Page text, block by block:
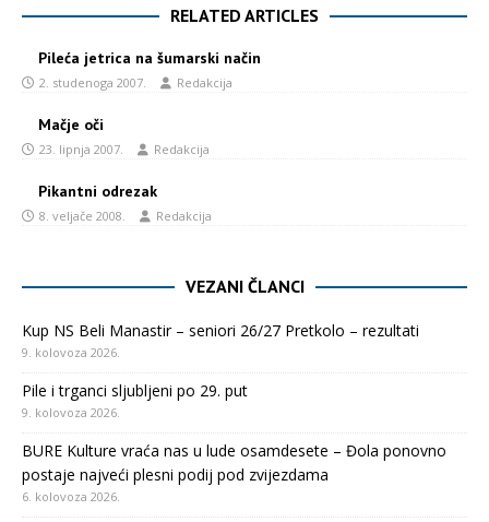
RELATED ARTICLES
Pileća jetrica na šumarski način
2. studenoga 2007. Redakcija
Mačje oči
23. lipnja 2007. Redakcija
Pikantni odrezak
8. veljače 2008. Redakcija
VEZANI ČLANCI
Kup NS Beli Manastir – seniori 26/27 Pretkolo – rezultati
9. kolovoza 2026.
Pile i trganci sljubljeni po 29. put
9. kolovoza 2026.
BURE Kulture vraća nas u lude osamdesete – Đola ponovno
postaje najveći plesni podij pod zvijezdama
6. kolovoza 2026.